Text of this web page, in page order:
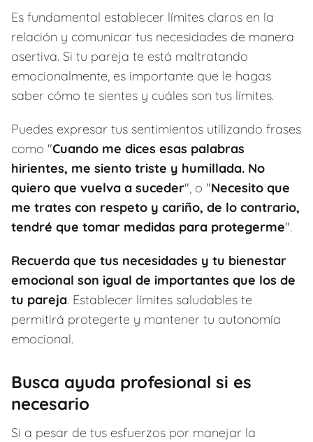
Es fundamental establecer límites claros en la
relación y comunicar tus necesidades de manera
asertiva. Si tu pareja te está maltratando
emocionalmente, es importante que le hagas
saber cómo te sientes y cuáles son tus límites.
Puedes expresar tus sentimientos utilizando frases
como "Cuando me dices esas palabras
hirientes, me siento triste y humillada. No
quiero que vuelva a suceder", o "Necesito que
me trates con respeto y cariño, de lo contrario,
tendré que tomar medidas para protegerme".
Recuerda que tus necesidades y tu bienestar
emocional son igual de importantes que los de
tu pareja. Establecer límites saludables te
permitirá protegerte y mantener tu autonomía
emocional.
Busca ayuda profesional si es
necesario
Si a pesar de tus esfuerzos por manejar la